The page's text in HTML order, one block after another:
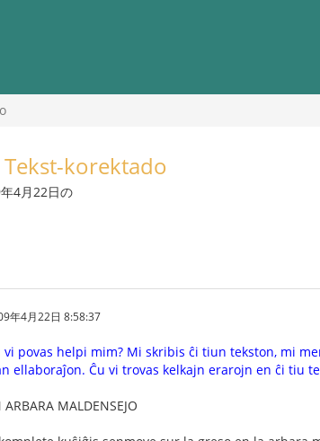
korektado
4月22日の
年4月22日 8:58:37
vi povas helpi mim? Mi skribis ĉi tiun tekston, mi
ellaboraĵon. Ĉu vi trovas kelkajn erarojn en ĉi tiu
ARBARA MALDENSEJO